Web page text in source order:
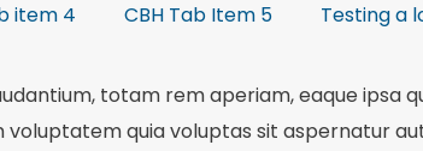
item 4 CBH Tab Item 5 Testing a
totam rem aperiam, eaque ipsa
quia voluptas sit aspernatur